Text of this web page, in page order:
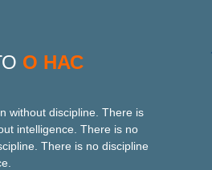
О НАС
without discipline. There is
intelligence. There is no
There is no discipline